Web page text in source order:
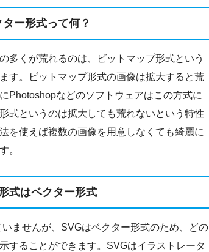
ター形式って何？
多くが荒れるのは、ビットマップ形式という
す。ビットマップ形式の画像は拡大すると荒
Photoshopなどのソフトウェアはこの方式に
式というのは拡大しても荒れないという特性
を使えば複数の画像を用意しなくても綺麗に
。
式はベクター形式
ませんが、SVGはベクター形式のため、どの
することができます。SVGはイラストレータ